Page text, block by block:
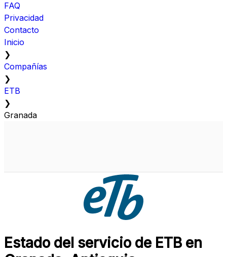
FAQ
Privacidad
Contacto
Inicio
❯
Compañías
❯
ETB
❯
Granada
Estado del servicio de ETB en